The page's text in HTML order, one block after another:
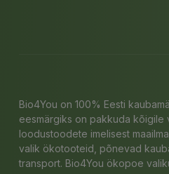
Bio4You on 100% Eesti
eesmärgiks on pakkuda kõigile
loodustoodete imelisest
valik ökotooteid, põnevad
transport. Bio4You ökopoe